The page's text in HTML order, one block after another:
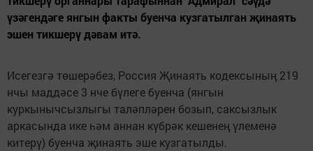
үзәгендәге янгын факты буенча кузгатылган җинаять
эшен тикшерү дәвам итә.
Исегезгә төшерәбез, Россия Җинаять кодексының 219
нчы маддәсе 3 нче бүлеге буенча (янгын
куркынычсызлыгы таләпләрен бозып, саксызлык
аркасында ике һәм аннан күбрәк кешенең үлеменә
китерү) буенча җинаять эше кузгатылды.